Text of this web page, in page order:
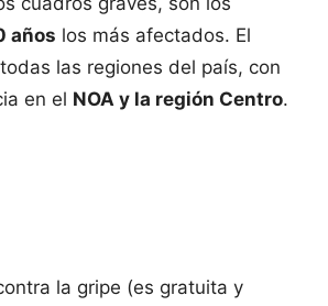
años los más afectados. El
las regiones del país, con
en el NOA y la región Centro.
la gripe (es gratuita y